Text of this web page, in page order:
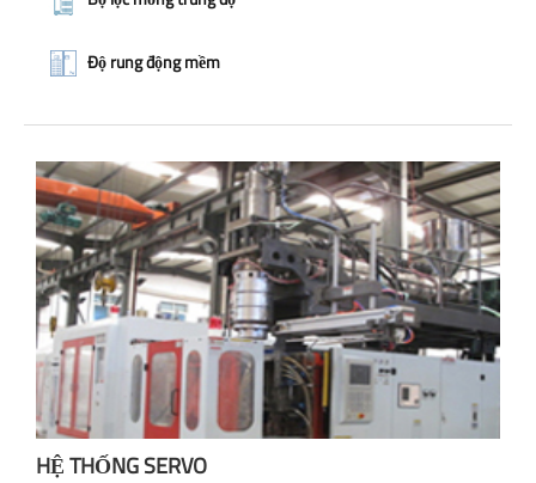
Độ rung động mềm
HỆ THỐNG SERVO